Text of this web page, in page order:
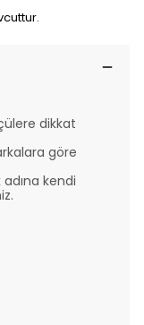
dikkat
göre
kendi